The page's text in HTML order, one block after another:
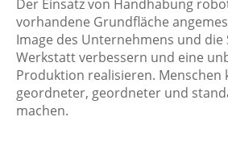
Der Einsatz von Handhabung
vorhandene Grundfläche
Image des Unternehmens und
Werkstatt verbessern und eine
Produktion realisieren. Menschen
geordneter, geordneter und
machen.